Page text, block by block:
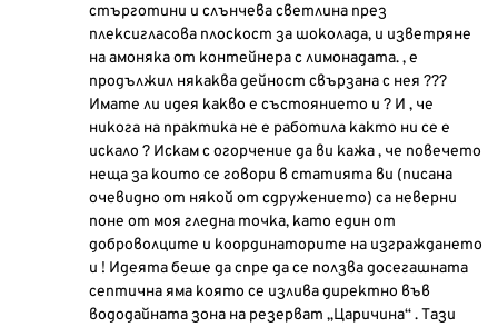
стърготини и слънчева светлина през
плексигласова плоскост за шоколада, и изветряне
на амоняка от контейнера с лимонадата. , е
продължил някаква дейност свързана с нея ???
Имате ли идея какво е състоянието и ? И , че
никога на практика не е работила както ни се е
искало ? Искам с огорчение да ви кажа , че повечето
неща за които се говори в статията ви (писана
очевидно от някой от сдружението) са неверни
поне от моя гледна точка, като един от
доброволците и координаторите на изграждането
и ! Идеята беше да спре да се ползва досегашната
септична яма която се излива директно във
вододайната зона на резерват „Царичина“ . Тази